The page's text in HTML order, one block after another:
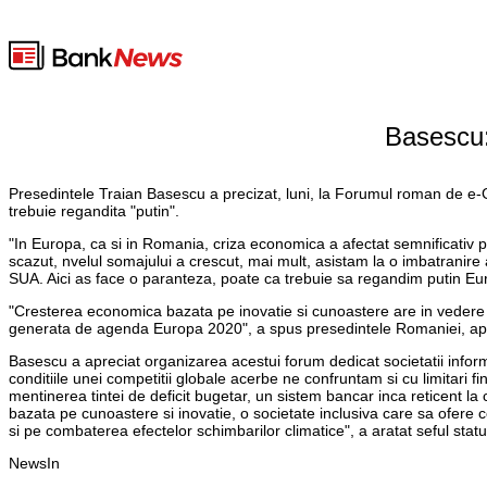
Presedintele Traian Basescu a precizat, luni, la Forumul roman de
trebuie regandita "putin".
"In Europa, ca si in Romania, criza economica a afectat
scazut, nvelul somajului a crescut, mai mult, asistam la o
SUA. Aici as face o paranteza, poate ca trebuie sa regandim putin
"Cresterea economica bazata pe inovatie si cunoastere are in
generata de agenda Europa 2020", a spus presedintele Romaniei,
Basescu a apreciat organizarea acestui forum dedicat societatii
conditiile unei competitii globale acerbe ne confruntam si cu limitari
mentinerea tintei de deficit bugetar, un sistem bancar inca reticent
bazata pe cunoastere si inovatie, o societate inclusiva care sa
si pe combaterea efectelor schimbarilor climatice", a aratat seful
NewsIn